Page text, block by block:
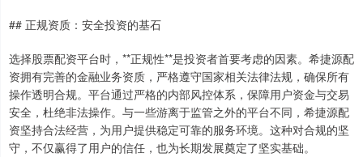
## 正规资质：安全投资的基石
选择股票配资平台时，**正规性**是投资者首要考虑的因素。希捷源配
资拥有完善的金融业务资质，严格遵守国家相关法律法规，确保所有
操作透明合规。平台通过严格的内部风控体系，保障用户资金与交易
安全，杜绝非法操作。与一些游离于监管之外的平台不同，希捷源配
资坚持合法经营，为用户提供稳定可靠的服务环境。这种对合规的坚
守，不仅赢得了用户的信任，也为长期发展奠定了坚实基础。